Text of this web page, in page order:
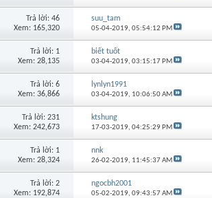
Trả lời: 46
Xem: 165,320
suu_tam
05-04-2019,05:54:12 PM
Trả lời: 1
Xem: 28,135
biết tuốt
03-04-2019,03:15:17 PM
Trả lời: 6
Xem: 36,866
lynlyn1991
03-04-2019, 10:06:50 AM
Trả lời: 231
Xem: 242,673
ktshung
17-03-2019,04:25:29 PM
Trả lời: 1
Xem: 28,324
nnk
26-02-2019, 11:45:37 AM
Trả lời: 2
Xem: 192,874
ngocbh2001
05-02-2019,09:43:57 AM